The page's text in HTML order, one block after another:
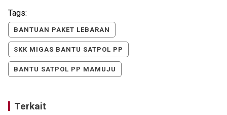
Tags:
BANTUAN PAKET LEBARAN
SKK MIGAS BANTU SATPOL PP
BANTU SATPOL PP MAMUJU
Terkait